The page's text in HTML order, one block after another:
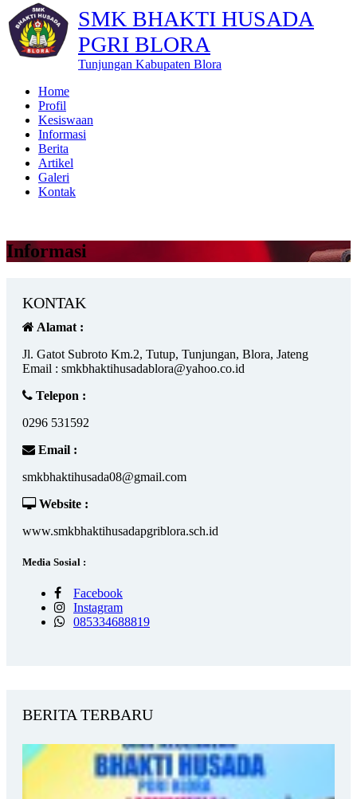
SMK BHAKTI HUSADA
PGRI BLORA
Tunjungan Kabupaten Blora
Home
Profil
Kesiswaan
Informasi
Berita
Artikel
Galeri
Kontak
Informasi
KONTAK
Alamat :
Jl. Gatot Subroto Km.2, Tutup, Tunjungan, Blora, Jateng
Email : smkbhaktihusadablora@yahoo.co.id
Telepon :
0296 531592
Email :
smkbhaktihusada08@gmail.com
Website :
www.smkbhaktihusadapgriblora.sch.id
Media Sosial :
Facebook
Instagram
085334688819
BERITA TERBARU